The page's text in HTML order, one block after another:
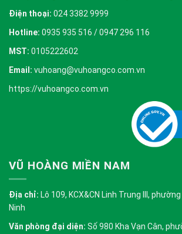
Điện thoại: 024 3382 9999
Hotline: 0935 935 516 / 0947 296 116
MST: 0105222602
Email: vuhoang@vuhoangco.com.vn
https://vuhoangco.com.vn
VŨ HOÀNG MIỀN NAM
Địa chỉ: Lô 109, KCX&CN Linh Trung III,
Ninh
Văn phòng đại diện: Số 980 Kha Vạn Cân,